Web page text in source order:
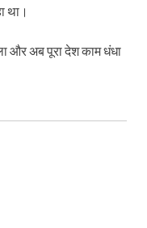
था।
और अब पूरा देश काम धंधा